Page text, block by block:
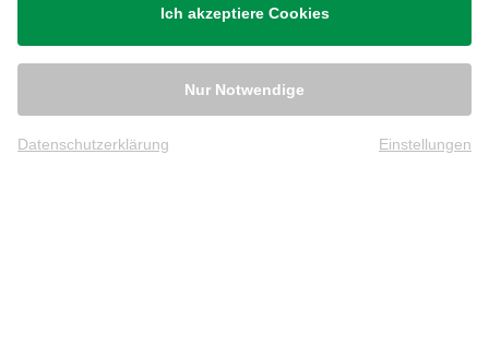
Ich akzeptiere Cookies
Nur Notwendige
Datenschutzerklärung Einstellungen